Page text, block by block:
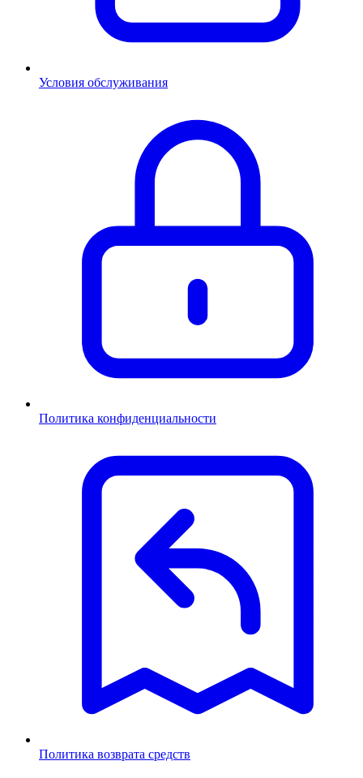
Условия обслуживания
Политика конфиденциальности
Политика возврата средств